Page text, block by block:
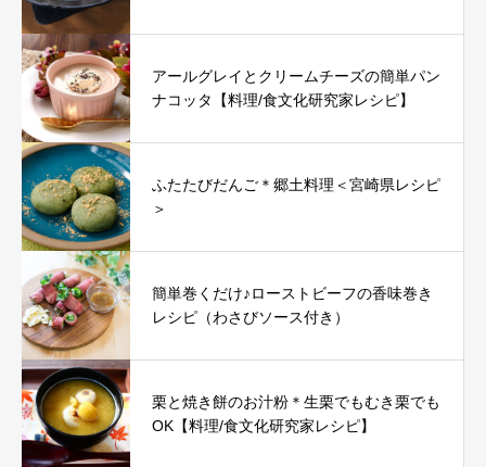
アールグレイとクリームチーズの簡単パン
ナコッタ【料理/食文化研究家レシピ】
ふたたびだんご＊郷土料理＜宮崎県レシピ
＞
簡単巻くだけ♪ローストビーフの香味巻き
レシピ（わさびソース付き）
栗と焼き餅のお汁粉＊生栗でもむき栗でも
OK【料理/食文化研究家レシピ】